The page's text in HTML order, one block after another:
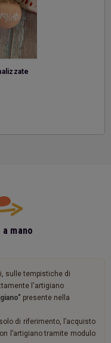
mano
sulle tempistiche di
l'artigiano
presente nella
di riferimento, l’acquisto
l’artigiano tramite modulo